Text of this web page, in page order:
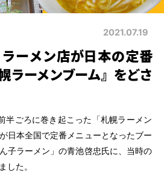
2021.07.19
ーメン店が日本の定番
ラーメンブーム』をどさ
半ごろに巻き起こった「札幌ラーメン
日本全国で定番メニューとなったブー
子ラーメン」の青池啓忠氏に、当時の
した。